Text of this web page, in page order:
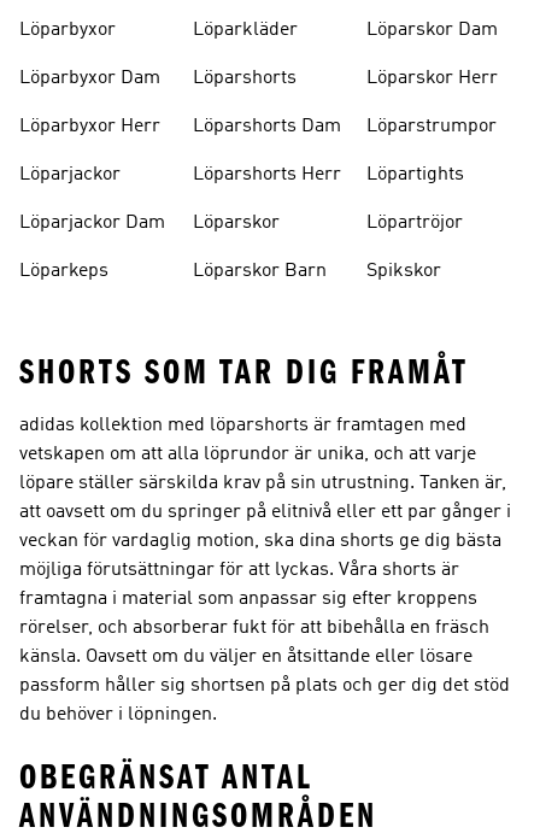
Löparbyxor
Löparbyxor Dam
Löparbyxor Herr
Löparjackor
Löparjackor Dam
Löparkeps
Löparkläder
Löparshorts
Löparshorts Dam
Löparshorts Herr
Löparskor
Löparskor Barn
Löparskor Dam
Löparskor Herr
Löparstrumpor
Löpartights
Löpartröjor
Spikskor
SHORTS SOM TAR DIG FRAMÅT
adidas kollektion med löparshorts är framtagen med
vetskapen om att alla löprundor är unika, och att varje
löpare ställer särskilda krav på sin utrustning. Tanken är,
att oavsett om du springer på elitnivå eller ett par gånger i
veckan för vardaglig motion, ska dina shorts ge dig bästa
möjliga förutsättningar för att lyckas. Våra shorts är
framtagna i material som anpassar sig efter kroppens
rörelser, och absorberar fukt för att bibehålla en fräsch
känsla. Oavsett om du väljer en åtsittande eller lösare
passform håller sig shortsen på plats och ger dig det stöd
du behöver i löpningen.
OBEGRÄNSAT ANTAL
ANVÄNDNINGSOMRÅDEN